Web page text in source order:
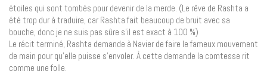
étoiles qui sont tombés pour devenir de la merde. (Le rêve de Rashta a
été trop dur à traduire, car Rashta fait beaucoup de bruit avec sa
bouche, donc je ne suis pas sûre s’il est exact à 100 %)
Le récit terminé, Rashta demande à Navier de faire le fameux mouvement
de main pour qu’elle puisse s’envoler. À cette demande la comtesse rit
comme une folle.